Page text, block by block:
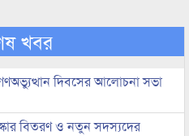
খবর
দিবসের আলোচনা সভা
বিতরণ ও নতুন সদস্যদের